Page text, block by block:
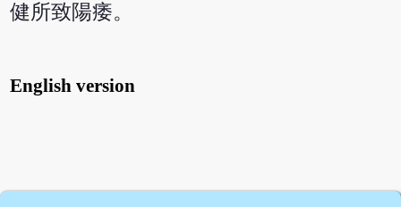
健所致陽痿。
English version